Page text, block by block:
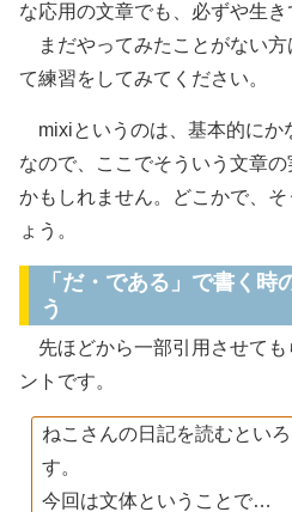
な応用の文章でも、必ずや生き
まだやってみたことがない方
て練習をしてみてください。
mixiというのは、基本的にか
なので、ここでそういう文章
かもしれません。どこかで、
ょう。
「だ・である」で書く時
う
先ほどから一部引用させても
ントです。
ねこさんの日記を読むとい
す。
今回は文体ということで…